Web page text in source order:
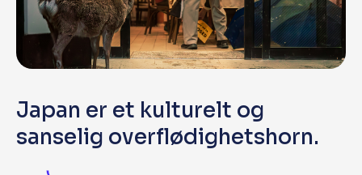
Japan er et kulturelt og
sanselig overflødighetshorn.